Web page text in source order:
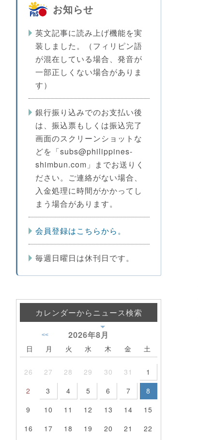
お知らせ
英文記事に読み上げ機能を実
装しました。（フィリピン語
が混在している場合、発音が
一部正しくない場合がありま
す）
銀行振り込みでのお支払い後
は、振込票もしくは振込完了
画面のスクリーンショットな
どを「subs@philippines-
shimbun.com」までお送りく
ださい。ご連絡がない場合、
入金処理に時間がかかってし
まう場合があります。
会員登録はこちらから。
毎週日曜日は休刊日です。
カレンダーからニュース検索
2026年8月
<<
日 月 火 水 木 金 土
26 27 28 29 30 31
1
2
3 4 5 6 7
8
9
10 11 12 13 14
15
16
17 18 19 20 21
22